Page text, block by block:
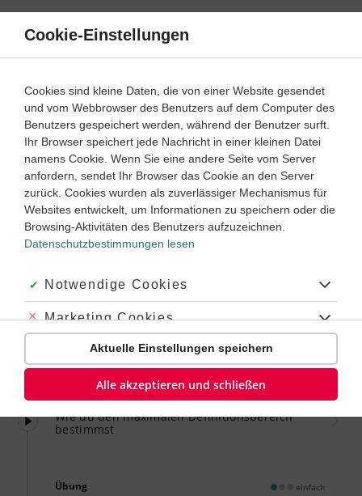
Direkt
Inhalt
Mathematik Oberstufe
Definitionsbereich
Dauer: 10 Minuten
Empfohlen von
Tutorin Monica
VIDEOS, AUFGABEN UND ÜBUNGEN ZUGEHÖRIGE KLASSENARBEITEN
Dauer:
Wie du den maximalen Definitionsbereich
bestimmst
Übung einfach
Cookie-Einstellungen
Cookies sind kleine Daten, die von einer Website gesendet
und vom Webbrowser des Benutzers auf dem Computer des
Benutzers gespeichert werden, während der Benutzer surft.
Ihr Browser speichert jede Nachricht in einer kleinen Datei
namens Cookie. Wenn Sie eine andere Seite vom Server
anfordern, sendet Ihr Browser das Cookie an den Server
zurück. Cookies wurden als zuverlässiger Mechanismus für
Websites entwickelt, um Informationen zu speichern oder die
Browsing-Aktivitäten des Benutzers aufzuzeichnen.
Datenschutzbestimmungen lesen
Akzeptiert:
Notwendige Cookies
Abgelehnt:
Marketing Cookies
Abgelehnt:
Personalisierungs-Cookies
Aktuelle Einstellungen speichern
Alle akzeptieren und schließen